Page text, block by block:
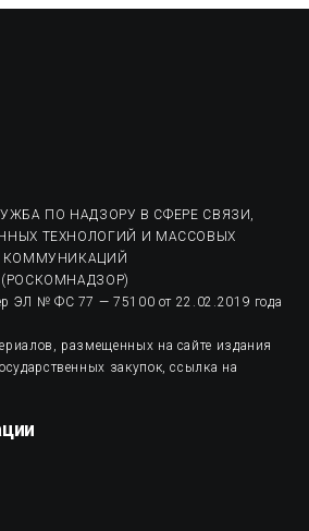
ПО НАДЗОРУ В СФЕРЕ СВЯЗИ,
ТЕХНОЛОГИЙ И МАССОВЫХ
КОММУНИКАЦИЙ
(РОСКОМНАДЗОР)
ЭЛ № ФС 77 — 75100 от 22.02.2019 года
размещенных на сайте издания
закупок, ссылка на